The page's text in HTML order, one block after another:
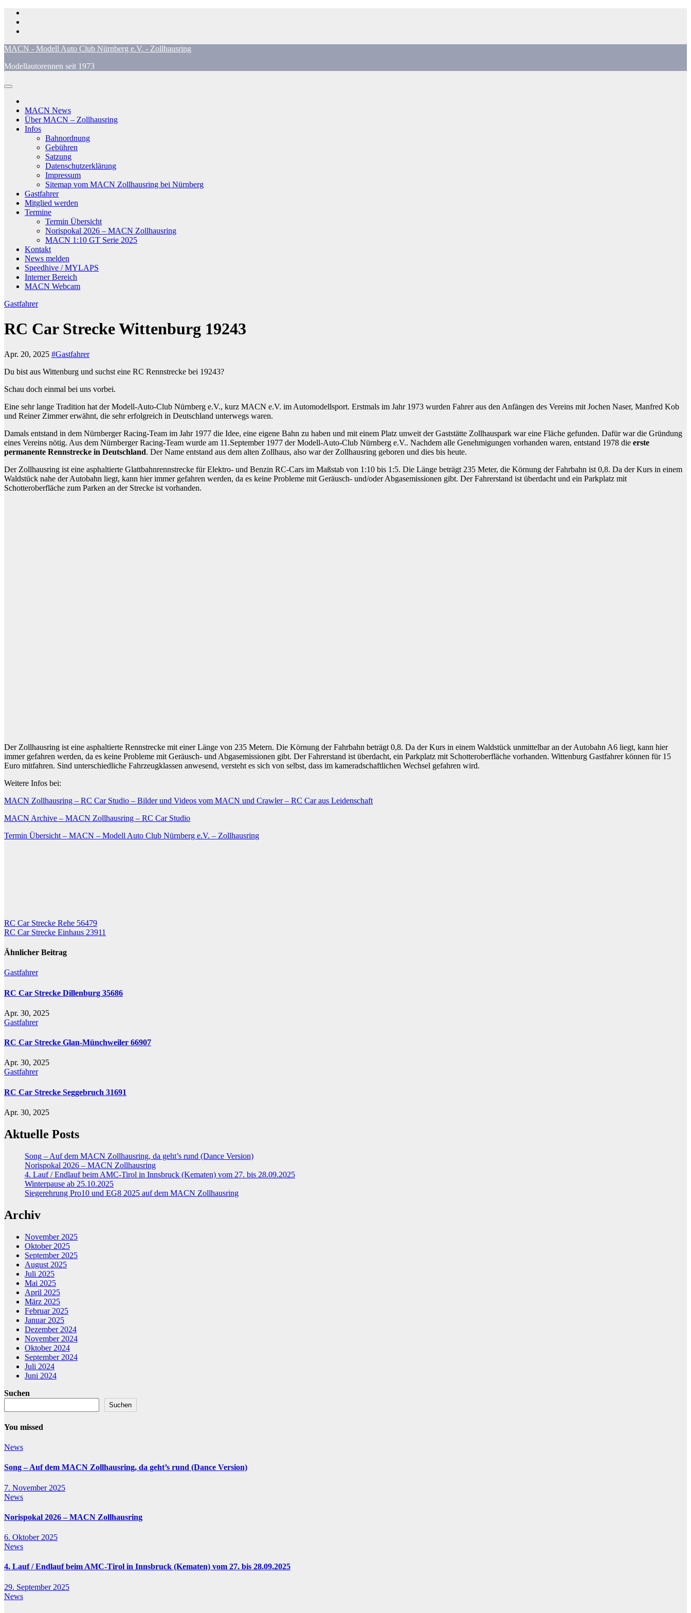
Zum
Inhalt
springen
MACN - Modell Auto Club Nürnberg e.V. - Zollhausring
Modellautorennen seit 1973
MACN News
Über MACN – Zollhausring
Infos
Bahnordnung
Gebühren
Satzung
Datenschutzerklärung
Impressum
Sitemap vom MACN Zollhausring bei Nürnberg
Gastfahrer
Mitglied werden
Termine
Termin Übersicht
Norispokal 2026 – MACN Zollhausring
MACN 1:10 GT Serie 2025
Kontakt
News melden
Speedhive / MYLAPS
Interner Bereich
MACN Webcam
Gastfahrer
RC Car Strecke Wittenburg 19243
Apr. 20, 2025 #Gastfahrer
Du bist aus Wittenburg und suchst eine RC Rennstrecke bei 19243?
Schau doch einmal bei uns vorbei.
Eine sehr lange Tradition hat der Modell-Auto-Club Nürnberg e.V., kurz MACN e.V. im Automodellsport. Erstmals im Jahr 1973 wurden Fahrer aus den Anfängen des Vereins mit Jochen Naser, Manfred Kob
und Reiner Zimmer erwähnt, die sehr erfolgreich in Deutschland unterwegs waren.
Damals entstand in dem Nürnberger Racing-Team im Jahr 1977 die Idee, eine eigene Bahn zu haben und mit einem Platz unweit der Gaststätte Zollhauspark war eine Fläche gefunden. Dafür war die Gründung
eines Vereins nötig. Aus dem Nürnberger Racing-Team wurde am 11.September 1977 der Modell-Auto-Club Nürnberg e.V.. Nachdem alle Genehmigungen vorhanden waren, entstand 1978 die erste
permanente Rennstrecke in Deutschland. Der Name entstand aus dem alten Zollhaus, also war der Zollhausring geboren und dies bis heute.
Der Zollhausring ist eine asphaltierte Glattbahnrennstrecke für Elektro- und Benzin RC-Cars im Maßstab von 1:10 bis 1:5. Die Länge beträgt 235 Meter, die Körnung der Fahrbahn ist 0,8. Da der Kurs in einem
Waldstück nahe der Autobahn liegt, kann hier immer gefahren werden, da es keine Probleme mit Geräusch- und/oder Abgasemissionen gibt. Der Fahrerstand ist überdacht und ein Parkplatz mit
Schotteroberfläche zum Parken an der Strecke ist vorhanden.
Der Zollhausring ist eine asphaltierte Rennstrecke mit einer Länge von 235 Metern. Die Körnung der Fahrbahn beträgt 0,8. Da der Kurs in einem Waldstück unmittelbar an der Autobahn A6 liegt, kann hier
immer gefahren werden, da es keine Probleme mit Geräusch- und Abgasemissionen gibt. Der Fahrerstand ist überdacht, ein Parkplatz mit Schotteroberfläche vorhanden. Wittenburg Gastfahrer können für 15
Euro mitfahren. Sind unterschiedliche Fahrzeugklassen anwesend, versteht es sich von selbst, dass im kameradschaftlichen Wechsel gefahren wird.
Weitere Infos bei:
MACN Zollhausring – RC Car Studio – Bilder und Videos vom MACN und Crawler – RC Car aus Leidenschaft
MACN Archive – MACN Zollhausring – RC Car Studio
Termin Übersicht – MACN – Modell Auto Club Nürnberg e.V. – Zollhausring
Beitrags-
Navigation
RC Car Strecke Rehe 56479
RC Car Strecke Einhaus 23911
Ähnlicher Beitrag
Gastfahrer
RC Car Strecke Dillenburg 35686
Apr. 30, 2025
Gastfahrer
RC Car Strecke Glan-Münchweiler 66907
Apr. 30, 2025
Gastfahrer
RC Car Strecke Seggebruch 31691
Apr. 30, 2025
Aktuelle Posts
Song – Auf dem MACN Zollhausring, da geht’s rund (Dance Version)
Norispokal 2026 – MACN Zollhausring
4. Lauf / Endlauf beim AMC-Tirol in Innsbruck (Kematen) vom 27. bis 28.09.2025
Winterpause ab 25.10.2025
Siegerehrung Pro10 und EG8 2025 auf dem MACN Zollhausring
Archiv
November 2025
Oktober 2025
September 2025
August 2025
Juli 2025
Mai 2025
April 2025
März 2025
Februar 2025
Januar 2025
Dezember 2024
November 2024
Oktober 2024
September 2024
Juli 2024
Juni 2024
Suchen
Suchen
You missed
News
Song – Auf dem MACN Zollhausring, da geht’s rund (Dance Version)
7. November 2025
News
Norispokal 2026 – MACN Zollhausring
6. Oktober 2025
News
4. Lauf / Endlauf beim AMC-Tirol in Innsbruck (Kematen) vom 27. bis 28.09.2025
29. September 2025
News